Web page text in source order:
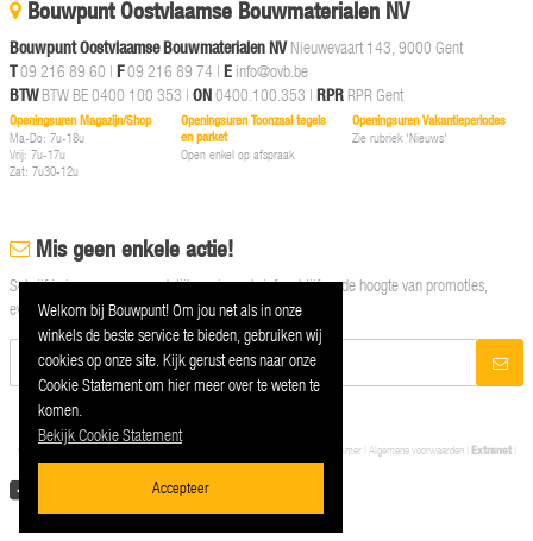
Bouwpunt Oostvlaamse Bouwmaterialen NV
Bouwpunt Oostvlaamse Bouwmaterialen NVNieuwevaart 143, 9000 Gent
T09 216 89 60 | F09 216 89 74 | E info@ovb.be
BTWBTW BE 0400 100 353 | ON0400.100.353 | RPR RPR Gent
Openingsuren Magazijn/Shop
Ma-Do: 7u-18u
Vrij: 7u-17u
Zat: 7u30-12u
Openingsuren Toonzaal tegels
en parket
Open enkel op afspraak
Openingsuren Vakantieperiodes
Zie rubriek 'Nieuws'
Mis geen enkele actie!
Schrijf je in op onze maandelijkse nieuwsbrief en blijf op de hoogte van promoties,
events en nieuwtjes
© 2026 Bouwpunt Oostvlaamse Bouwmaterialen NV | Disclaimer| Algemene voorwaarden| Extranet|
Welkom bij Bouwpunt! Om jou net als in onze
winkels de beste service te bieden, gebruiken wij
cookies op onze site. Kijk gerust eens naar onze
Cookie Statement om hier meer over te weten te
komen.
Bekijk Cookie Statement
Accepteer